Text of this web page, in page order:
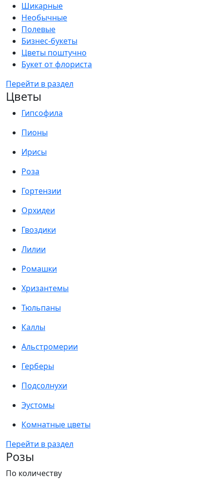
Шикарные
Необычные
Полевые
Бизнес-букеты
Цветы поштучно
Букет от флориста
Перейти в раздел
Цветы
Гипсофила
Пионы
Ирисы
Роза
Гортензии
Орхидеи
Гвоздики
Лилии
Ромашки
Хризантемы
Тюльпаны
Каллы
Альстромерии
Герберы
Подсолнухи
Эустомы
Комнатные цветы
Перейти в раздел
Розы
По количеству